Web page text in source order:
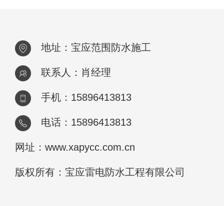
地址：宝应范围防水施工
联系人：肖经理
手机：15896413813
电话：15896413813
网址：www.xapycc.com.cn
版权所有：宝应雷电防水工程有限公司